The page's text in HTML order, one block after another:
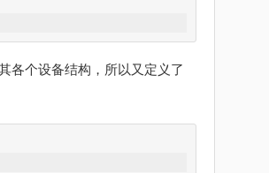
各个设备结构，所以又定义了